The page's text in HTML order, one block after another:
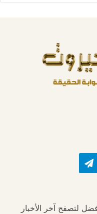
تيلقرام
لتصفح آخر الأخبار